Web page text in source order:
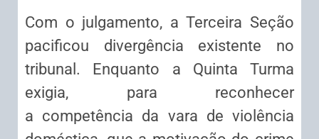
Com o julgamento, a Terceira Seção
pacificou divergência existente no
tribunal. Enquanto a Quinta Turma
exigia, para reconhecer
a competência da vara de violência